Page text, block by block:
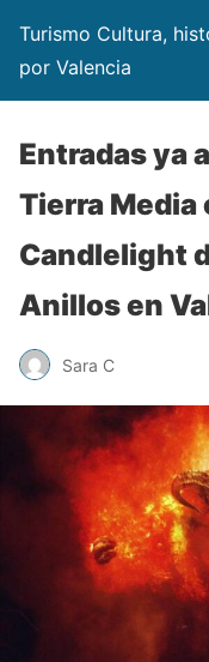
Turismo Cultura,
por Valencia
Entradas ya
Tierra
Candlelight
Anillos en
Sara C